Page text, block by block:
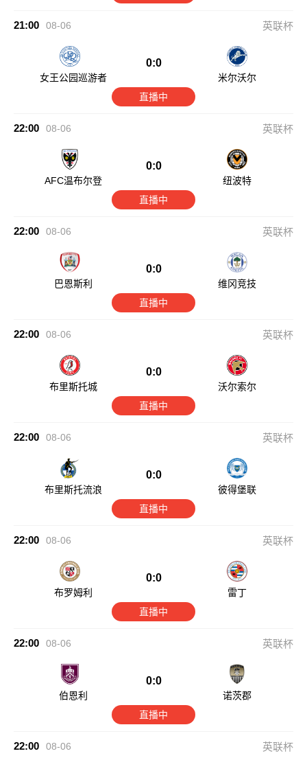
21:00 08-06 英联杯
女王公园巡游者
0:0
米尔沃尔
直播中
22:00 08-06 英联杯
AFC温布尔登
0:0
纽波特
直播中
22:00 08-06 英联杯
巴恩斯利
0:0
维冈竞技
直播中
22:00 08-06 英联杯
布里斯托城
0:0
沃尔索尔
直播中
22:00 08-06 英联杯
布里斯托流浪
0:0
彼得堡联
直播中
22:00 08-06 英联杯
布罗姆利
0:0
雷丁
直播中
22:00 08-06 英联杯
伯恩利
0:0
诺茨郡
直播中
22:00 08-06 英联杯